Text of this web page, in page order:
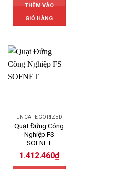
THÊM VÀO
GIỎ HÀNG
UNCATEGORIZED
Quạt Đứng Công
Nghiệp FS
SOFNET
1.412.460₫